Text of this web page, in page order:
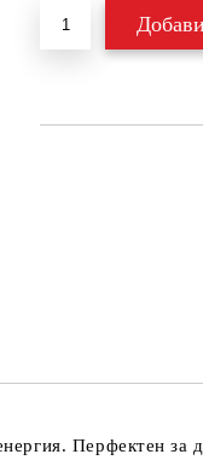
Перфектен